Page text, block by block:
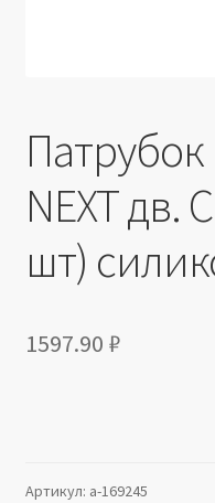
NEXT дв.
шт)
1597.90 ₽
Артикул: a-169245